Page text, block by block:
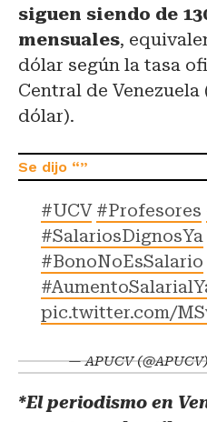
siguen siendo de
mensuales,
dólar según la tasa
Central de
dólar).
#UCV #Profesores
#SalariosDignosYa
#BonoNoEsSalario
pic.twitter.com/
— APUCV
*El periodismo en